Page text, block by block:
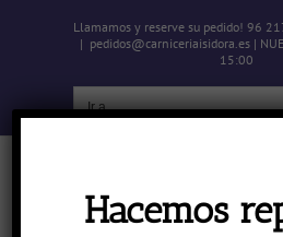
Llamamos y reserve su pedido! 96
| pedidos@carniceriaisidora.es |
15:00
Ir a...
Hacemos